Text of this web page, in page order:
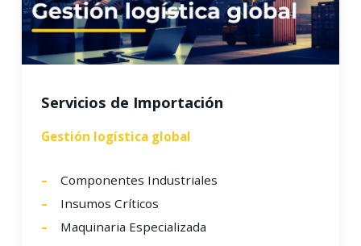
Servicios de Importación
Gestión logística global
Componentes Industriales
Insumos Críticos
Maquinaria Especializada